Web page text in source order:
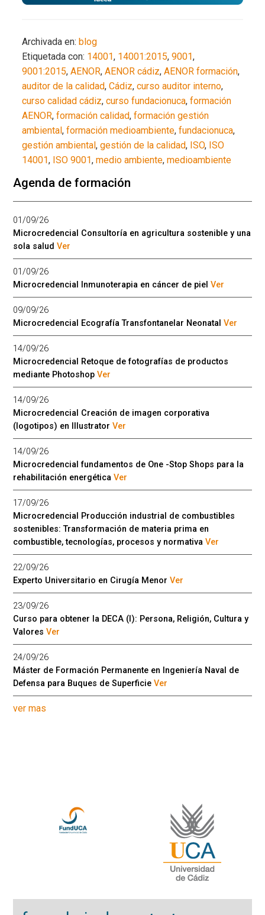
Archivada en:blog
Etiquetada con: 14001, 14001:2015,9001,
9001:2015,AENOR,AENOR cádiz,AENOR formación,
auditor de la calidad,Cádiz,curso auditor interno,
curso calidad cádiz,curso fundacionuca,formación
AENOR,formación calidad,formación gestión
ambiental,formación medioambiente,fundacionuca,
gestión ambiental,gestión de la calidad, ISO, ISO
14001, ISO 9001,medio ambiente,medioambiente
Agenda de formación
01/09/26
Microcredencial Consultoría en agricultura sostenible y una
sola saludVer
01/09/26
Microcredencial Inmunoterapia en cáncer de pielVer
09/09/26
Microcredencial Ecografía Transfontanelar NeonatalVer
14/09/26
Microcredencial Retoque de fotografías de productos
mediante PhotoshopVer
14/09/26
Microcredencial Creación de imagen corporativa
(logotipos) en IllustratorVer
14/09/26
Microcredencial fundamentos de One -Stop Shops para la
rehabilitación energéticaVer
17/09/26
Microcredencial Producción industrial de combustibles
sostenibles: Transformación de materia prima en
combustible, tecnologías, procesos y normativaVer
22/09/26
Experto Universitario en Cirugía MenorVer
23/09/26
Curso para obtener la DECA (I): Persona, Religión, Cultura y
ValoresVer
24/09/26
Máster de Formación Permanente en Ingeniería Naval de
Defensa para Buques de SuperficieVer
ver mas